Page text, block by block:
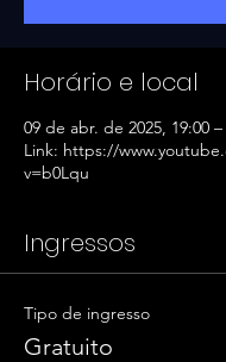
Horário e local
09 de abr. de 2025, 19:00 –
Link: https://
v=b0Lqu
Ingressos
Tipo de ingresso
Gratuito